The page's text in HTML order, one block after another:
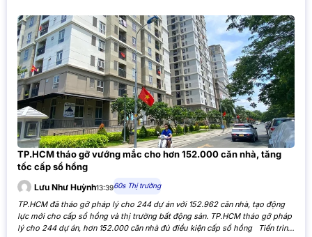
TP.HCM tháo gỡ vướng mắc cho hơn 152.000 căn nhà, tăng
tốc cấp sổ hồng
Lưu Như Huỳnh13:3960s Thị trường
TP.HCM đã tháo gỡ pháp lý cho 244 dự án với 152.962 căn nhà, tạo động
lực mới cho cấp sổ hồng và thị trường bất động sản. TP.HCM tháo gỡ pháp
lý cho 244 dự án, hơn 152.000 căn nhà đủ điều kiện cấp sổ hồng Tiến trình